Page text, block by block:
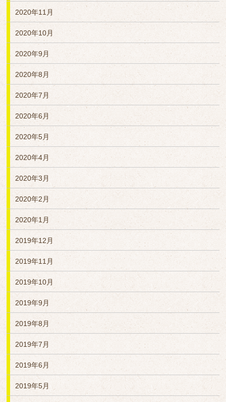
2020年11月
2020年10月
2020年9月
2020年8月
2020年7月
2020年6月
2020年5月
2020年4月
2020年3月
2020年2月
2020年1月
2019年12月
2019年11月
2019年10月
2019年9月
2019年8月
2019年7月
2019年6月
2019年5月